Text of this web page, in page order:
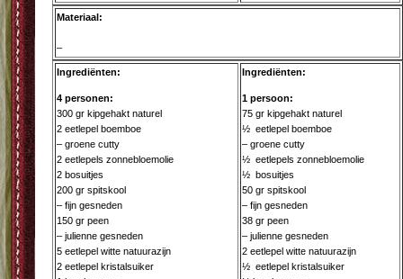
Materiaal:
–
Ingrediënten:
4 personen:
300 gr kipgehakt naturel
2 eetlepel boemboe
– groene cutty
2 eetlepels zonnebloemolie
2 bosuitjes
200 gr spitskool
– fijn gesneden
150 gr peen
– julienne gesneden
5 eetlepel witte natuurazijn
2 eetlepel kristalsuiker
Ingrediënten:
1 persoon:
75 gr kipgehakt naturel
½ eetlepel boemboe
– groene cutty
½ eetlepels zonnebloemolie
½ bosuitjes
50 gr spitskool
– fijn gesneden
38 gr peen
– julienne gesneden
2 eetlepel witte natuurazijn
½ eetlepel kristalsuiker